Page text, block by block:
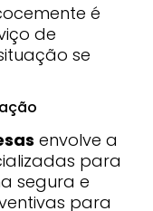
é
de
se
envolve a
para
segura e
para